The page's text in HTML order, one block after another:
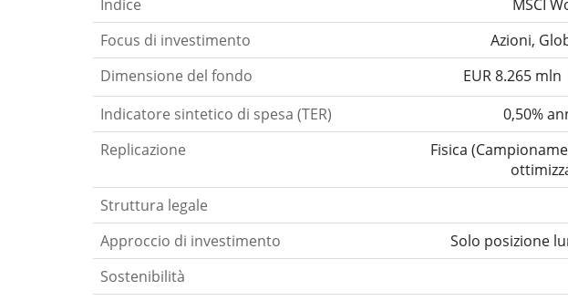
Indice
MSCI
Focus di investimento
Azioni,
Dimensione del fondo
EUR 8.265 mln
Indicatore sintetico di spesa (TER)
0,50%
Replicazione
Fisica (
Struttura legale
Approccio di investimento
Solo posizione
Sostenibilità